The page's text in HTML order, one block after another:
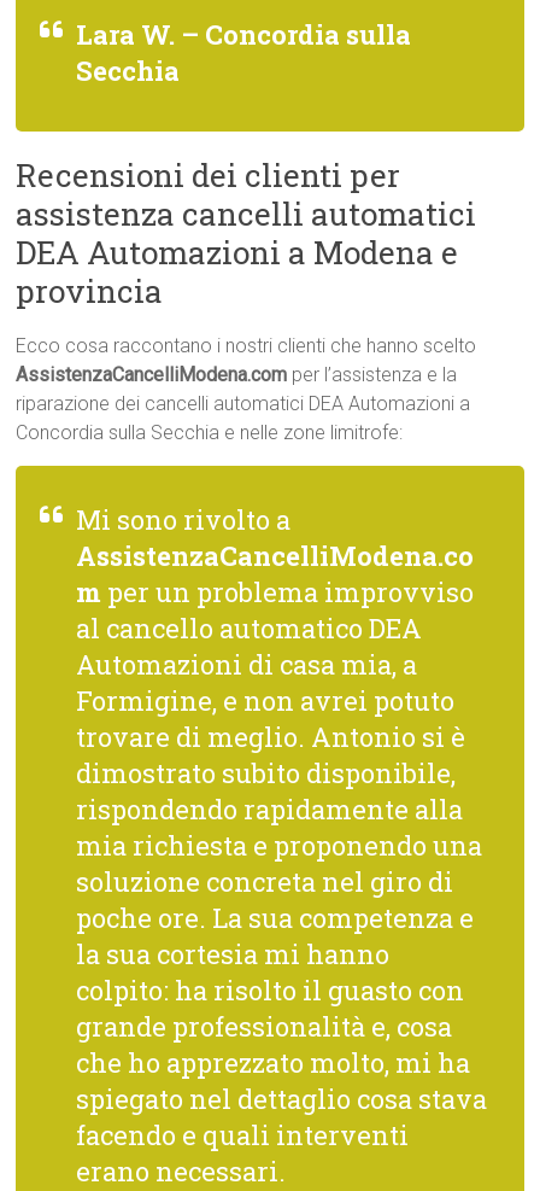
Lara W. – Concordia sulla
Secchia
Recensioni dei clienti per
assistenza cancelli automatici
DEA Automazioni a Modena e
provincia
Ecco cosa raccontano i nostri clienti che hanno scelto
AssistenzaCancelliModena.com per l’assistenza e la
riparazione dei cancelli automatici DEA Automazioni a
Concordia sulla Secchia e nelle zone limitrofe:
Mi sono rivolto a
AssistenzaCancelliModena.co
m per un problema improvviso
al cancello automatico DEA
Automazioni di casa mia, a
Formigine, e non avrei potuto
trovare di meglio. Antonio si è
dimostrato subito disponibile,
rispondendo rapidamente alla
mia richiesta e proponendo una
soluzione concreta nel giro di
poche ore. La sua competenza e
la sua cortesia mi hanno
colpito: ha risolto il guasto con
grande professionalità e, cosa
che ho apprezzato molto, mi ha
spiegato nel dettaglio cosa stava
facendo e quali interventi
erano necessari.